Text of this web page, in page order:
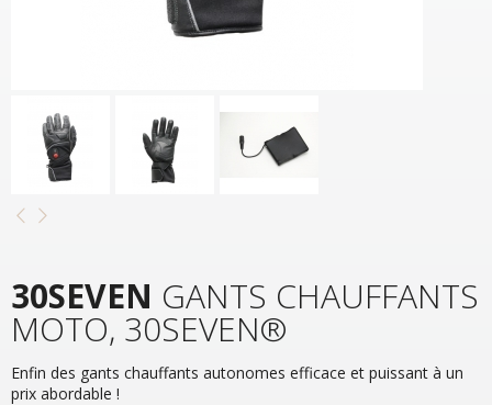
30SEVEN GANTS CHAUFFANTS
MOTO, 30SEVEN®
Enfin des gants chauffants autonomes efficace et puissant à un
prix abordable !